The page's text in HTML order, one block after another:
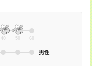
40 50 60
男性